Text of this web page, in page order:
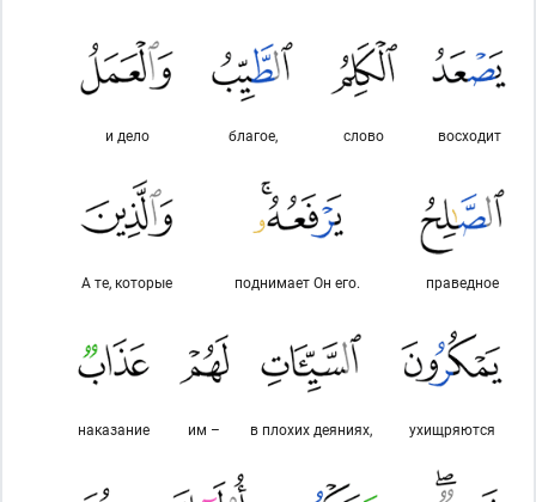
восходит
слово
благое,
и дело
праведное
поднимает Он его.
А те, которые
ухищряются
в плохих деяниях,
им –
наказание